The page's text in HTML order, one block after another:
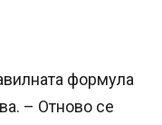
формула
– Отново се